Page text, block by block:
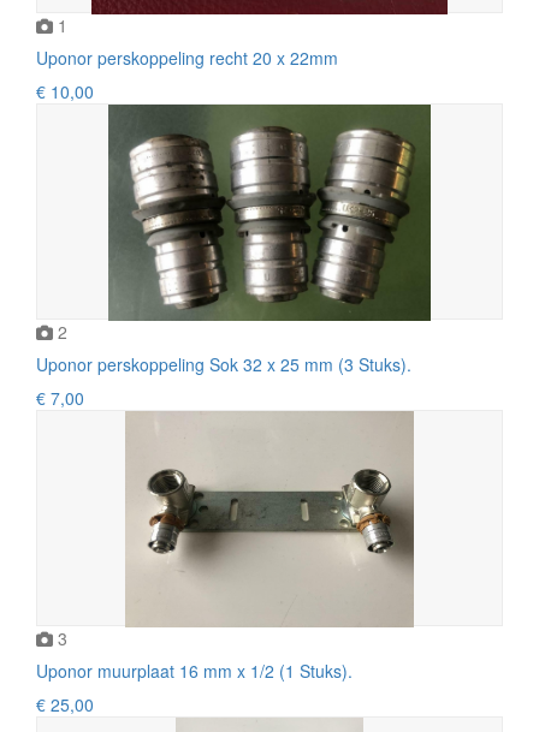
1
Uponor perskoppeling recht 20 x 22mm
€ 10,00
2
Uponor perskoppeling Sok 32 x 25 mm (3 Stuks).
€ 7,00
3
Uponor muurplaat 16 mm x 1/2 (1 Stuks).
€ 25,00